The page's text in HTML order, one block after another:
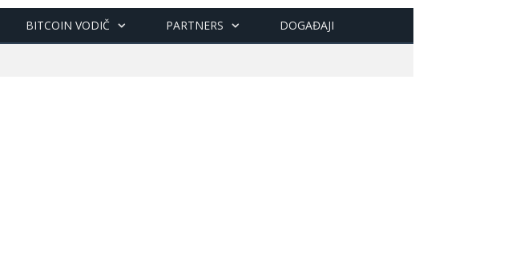
BITCOIN VODIČ PARTNERS DOGAĐAJI